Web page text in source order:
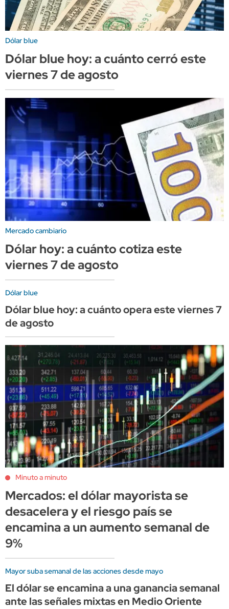
Dólar blue
Dólar blue hoy: a cuánto cerró este
viernes 7 de agosto
Mercado cambiario
Dólar hoy: a cuánto cotiza este
viernes 7 de agosto
Dólar blue
Dólar blue hoy: a cuánto opera este viernes 7
de agosto
Minuto a minuto
Mercados: el dólar mayorista se
desacelera y el riesgo país se
encamina a un aumento semanal de
9%
Mayor suba semanal de las acciones desde mayo
El dólar se encamina a una ganancia semanal
ante las señales mixtas en Medio Oriente